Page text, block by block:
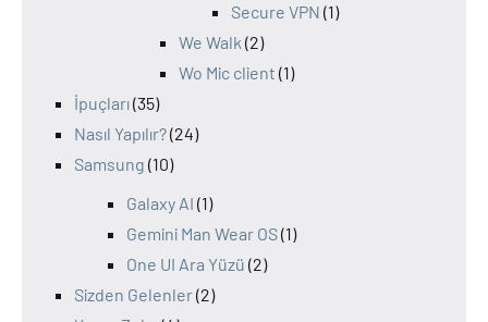
Secure VPN (1)
We Walk (2)
Wo Mic client (1)
İpuçları(35)
Nasıl Yapılır?(24)
Samsung (10)
Galaxy AI (1)
Gemini Man Wear OS(1)
One UI Ara Yüzü (2)
Sizden Gelenler(2)